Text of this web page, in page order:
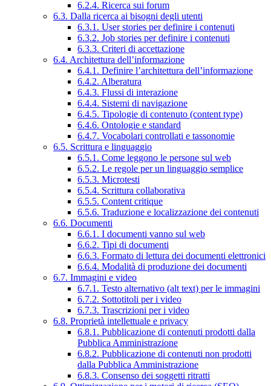
6.2.4. Ricerca sui forum
6.3. Dalla ricerca ai bisogni degli utenti
6.3.1. User stories per definire i contenuti
6.3.2. Job stories per definire i contenuti
6.3.3. Criteri di accettazione
6.4. Architettura dell’informazione
6.4.1. Definire l’architettura dell’informazione
6.4.2. Alberatura
6.4.3. Flussi di interazione
6.4.4. Sistemi di navigazione
6.4.5. Tipologie di contenuto (content type)
6.4.6. Ontologie e standard
6.4.7. Vocabolari controllati e tassonomie
6.5. Scrittura e linguaggio
6.5.1. Come leggono le persone sul web
6.5.2. Le regole per un linguaggio semplice
6.5.3. Microtesti
6.5.4. Scrittura collaborativa
6.5.5. Content critique
6.5.6. Traduzione e localizzazione dei contenuti
6.6. Documenti
6.6.1. I documenti vanno sul web
6.6.2. Tipi di documenti
6.6.3. Formato di lettura dei documenti elettronici
6.6.4. Modalità di produzione dei documenti
6.7. Immagini e video
6.7.1. Testo alternativo (alt text) per le immagini
6.7.2. Sottotitoli per i video
6.7.3. Trascrizioni per i video
6.8. Proprietà intellettuale e privacy
6.8.1. Pubblicazione di contenuti prodotti dalla
Pubblica Amministrazione
6.8.2. Pubblicazione di contenuti non prodotti
dalla Pubblica Amministrazione
6.8.3. Consenso dei soggetti ritratti